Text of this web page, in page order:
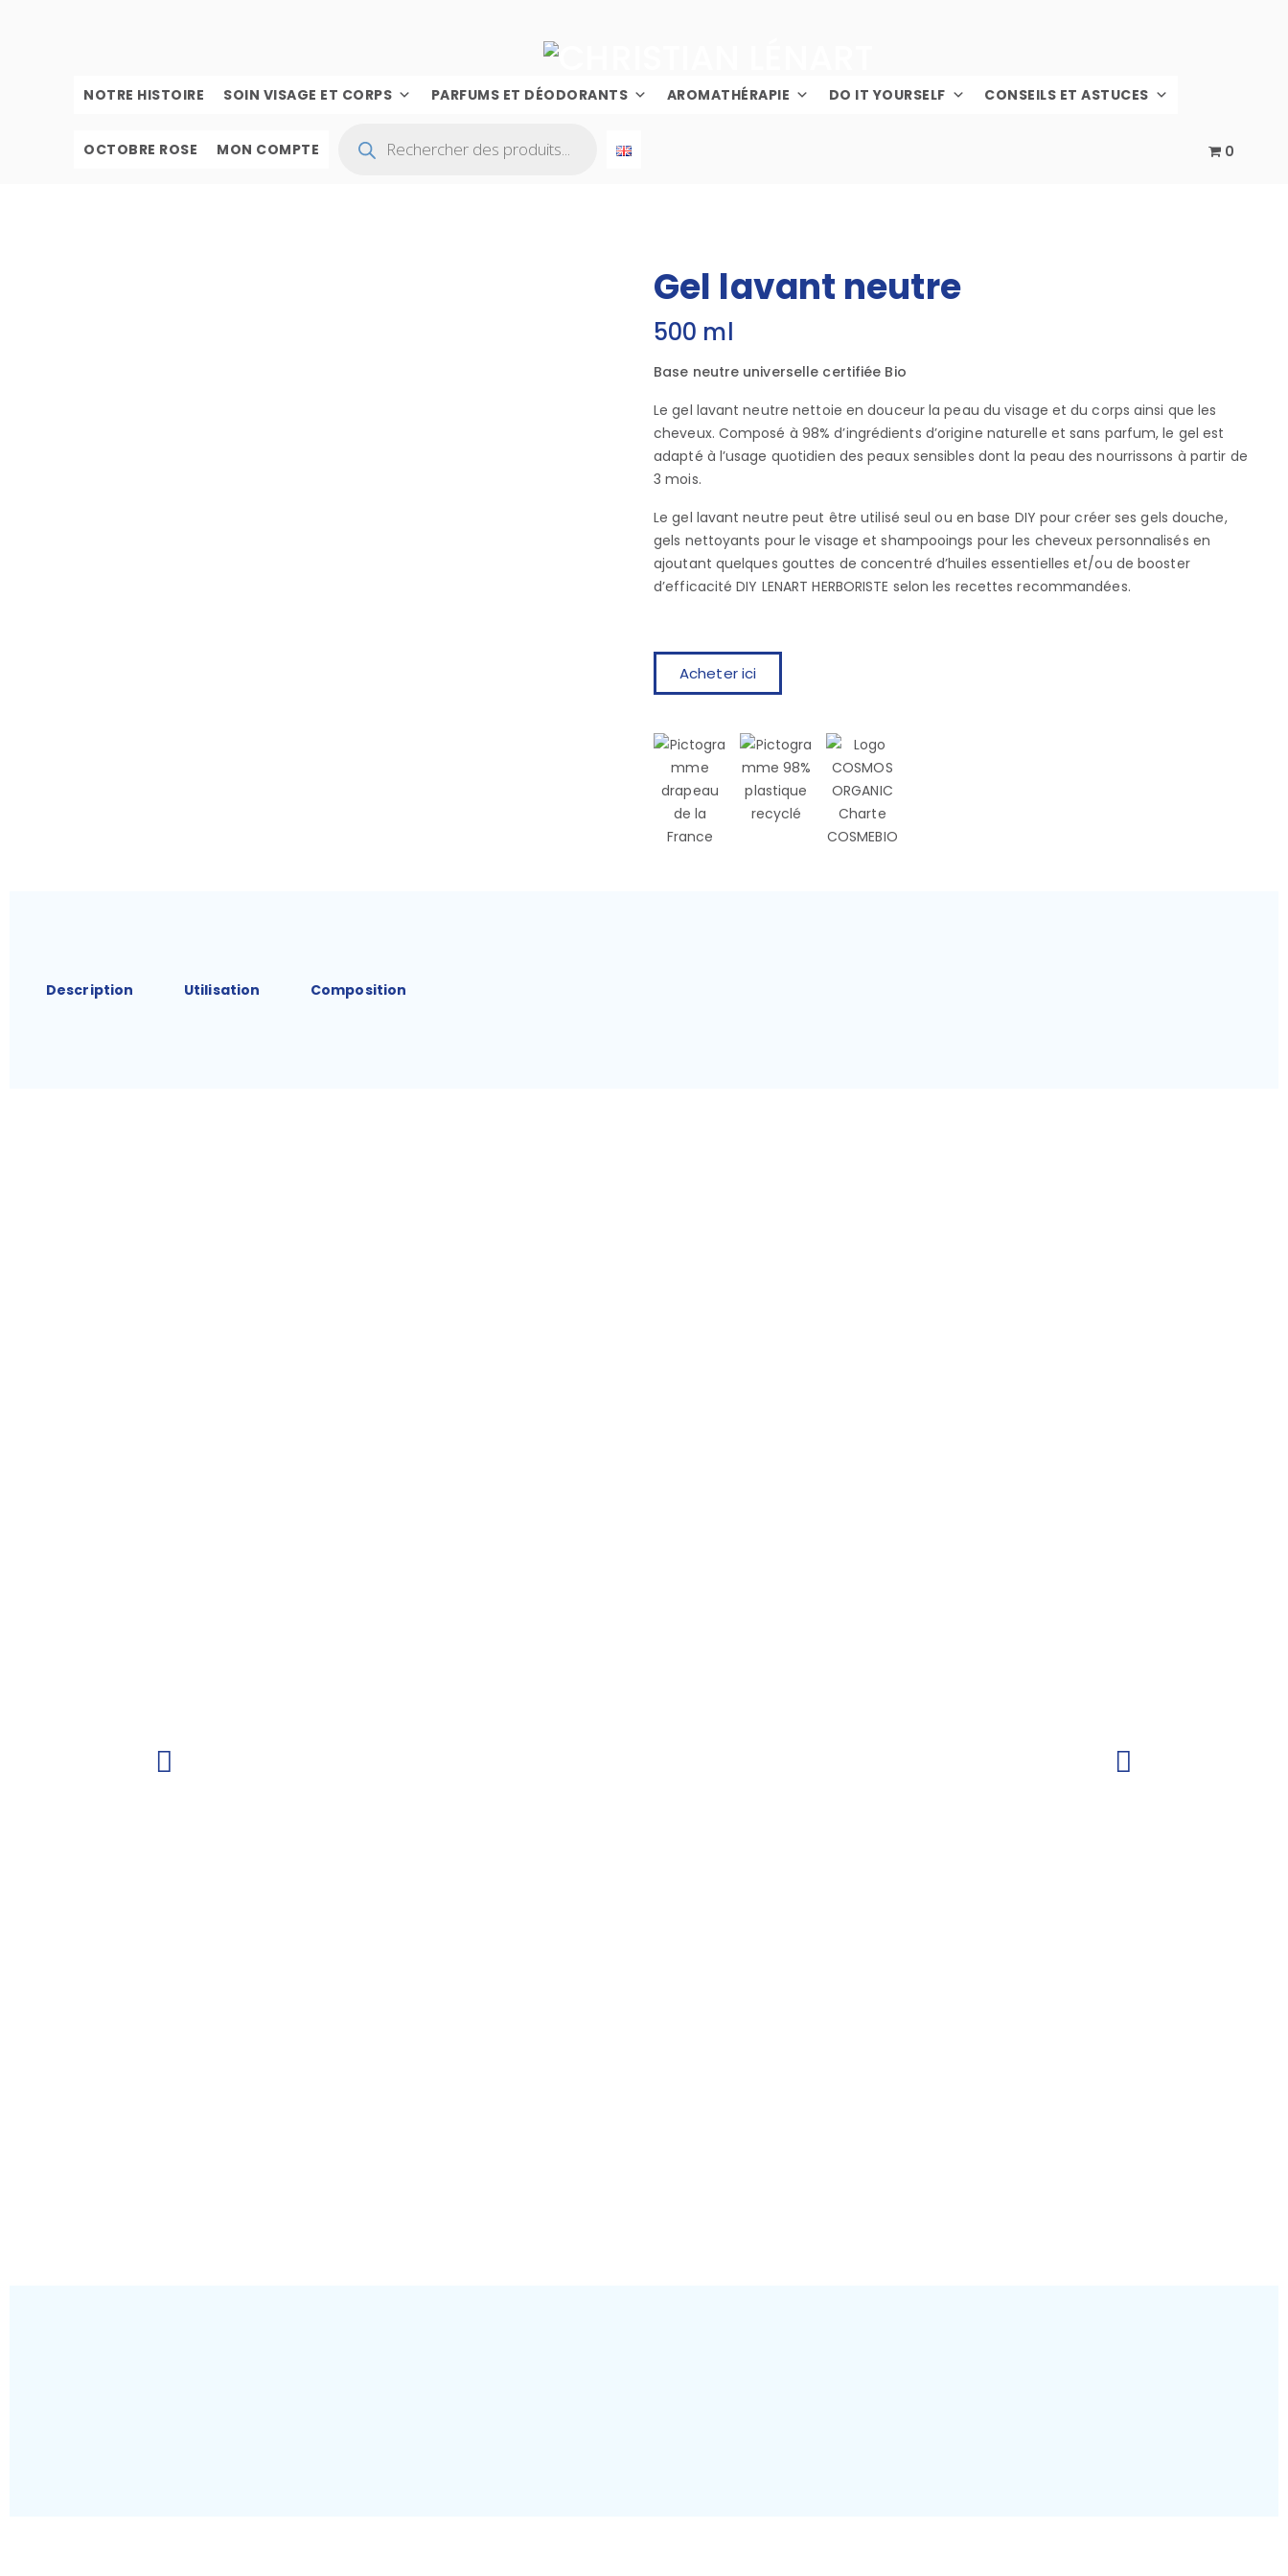
NOTRE HISTOIRE SOIN VISAGE ET CORPS PARFUMS ET DÉODORANTS AROMATHÉRAPIE DO IT YOURSELF CONSEILS ET ASTUCES
OCTOBRE ROSE MON COMPTE 0
Gel lavant neutre
500 ml
Base neutre universelle certifiée Bio
Le gel lavant neutre nettoie en douceur la peau du visage et du corps ainsi que les
cheveux. Composé à 98% d’ingrédients d’origine naturelle et sans parfum, le gel est
adapté à l’usage quotidien des peaux sensibles dont la peau des nourrissons à partir de
3 mois.
Le gel lavant neutre peut être utilisé seul ou en base DIY pour créer ses gels douche,
gels nettoyants pour le visage et shampooings pour les cheveux personnalisés en
ajoutant quelques gouttes de concentré d’huiles essentielles et/ou de booster
d’efficacité DIY LENART HERBORISTE selon les recettes recommandées.
Acheter ici
Description Utilisation Composition